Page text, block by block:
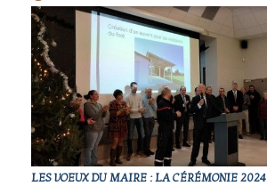
LES VOEUX DU MAIRE : LA CÉRÉMONIE 2024